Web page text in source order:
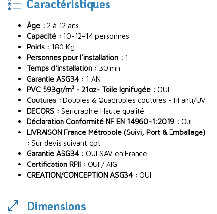
Caractéristiques
Âge : 2 à 12 ans
Capacité : 10-12-14 personnes
Poids : 180 Kg
Personnes pour l'installation : 1
Temps d'installation : 30 mn
Garantie ASG34 : 1 AN
PVC 593gr/m² - 21oz- Toile Ignifugée : OUI
Coutures : Doubles & Quadruples coutures - fil anti/UV
DECORS : Sérigraphie Haute qualité
Déclaration Conformité NF EN 14960-1:2019 : Oui
LIVRAISON France Métropole (Suivi, Port & Emballage)
: Sur devis suivant dpt
Garantie ASG34 : OUI SAV en France
Certification RPII : OUI / AIG
CREATION/CONCEPTION ASG34 : OUI
Dimensions